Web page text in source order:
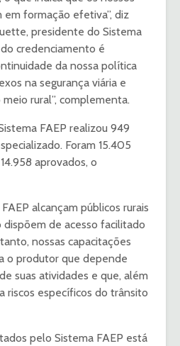
formação efetiva”, diz
presidente do Sistema
credenciamento é
da nossa política
na segurança viária e
rural”, complementa.
FAEP realizou 949
Foram 15.405
aprovados, o
alcançam públicos rurais
dispõem de acesso facilitado
nossas capacitações
o produtor que depende
suas atividades e que, além
riscos específicos do trânsito
pelo Sistema FAEP está